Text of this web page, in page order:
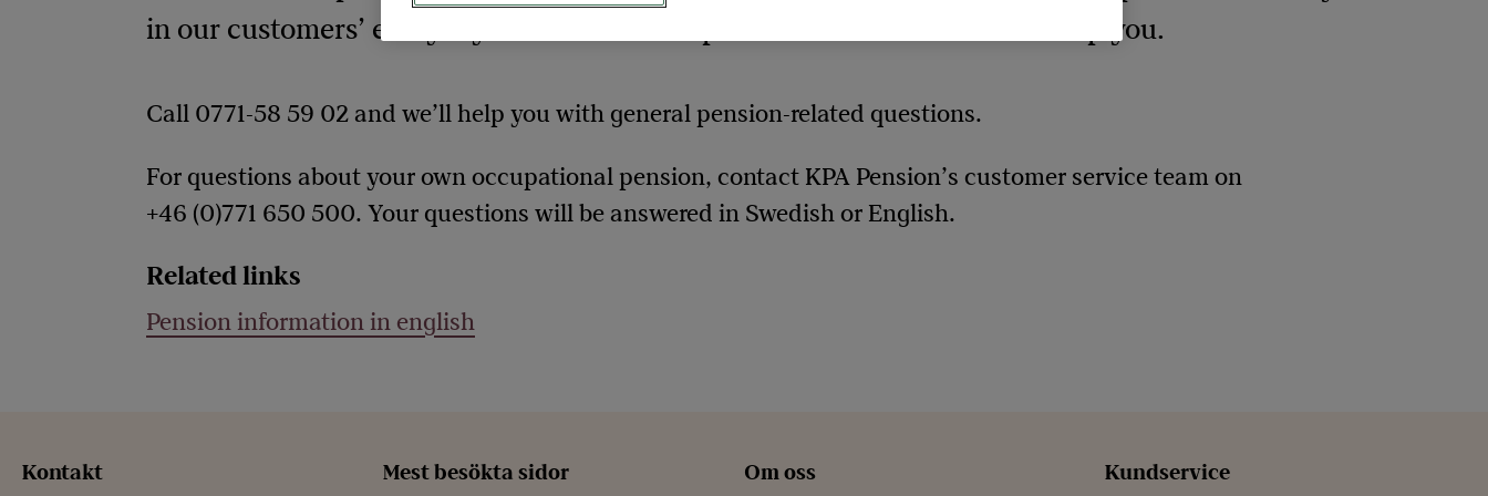
in our customers’ everyday lives. And it’s important for us to be able to help you.
Call 0771-58 59 02 and we’ll help you with general pension-related questions.
For questions about your own occupational pension, contact KPA Pension’s customer service team on
+46 (0)771 650 500. Your questions will be answered in Swedish or English.
Related links
Pension information in english
Kontakt Mest besökta sidor Om oss Kundservice